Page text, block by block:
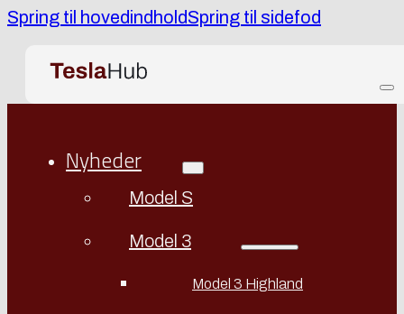
Spring til hovedindholdSpring til sidefod
Nyheder
Model S
Model 3
Model 3 Highland